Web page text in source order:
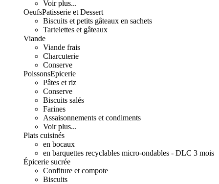
Voir plus...
OeufsPatisserie et Dessert
Biscuits et petits gâteaux en sachets
Tartelettes et gâteaux
Viande
Viande frais
Charcuterie
Conserve
PoissonsEpicerie
Pâtes et riz
Conserve
Biscuits salés
Farines
Assaisonnements et condiments
Voir plus...
Plats cuisinés
en bocaux
en barquettes recyclables micro-ondables - DLC 3 mois
Épicerie sucrée
Confiture et compote
Biscuits